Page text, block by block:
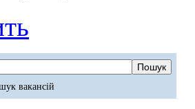
вакансій